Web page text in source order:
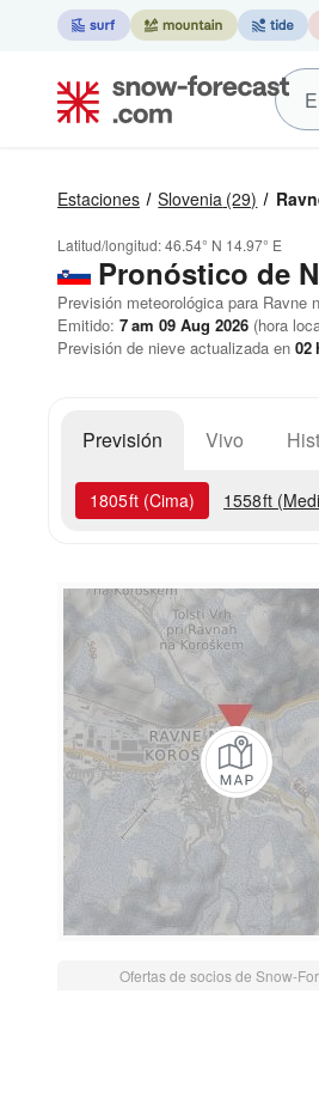
Estaciones Slovenia (29)
Latitud/longitud:46.54° N 14.97° E
Pronóstico de
Previsión meteorológica para Ravne
Emitido: 7 am 09 Aug 2026 (hora
Previsión de nieve actualizada en 02
Previsión Vivo
1805ft (Cima) 1558ft
Ofertas de socios de Snow-